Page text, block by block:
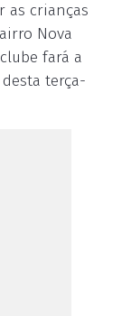
as crianças
Nova
fará a
terça-